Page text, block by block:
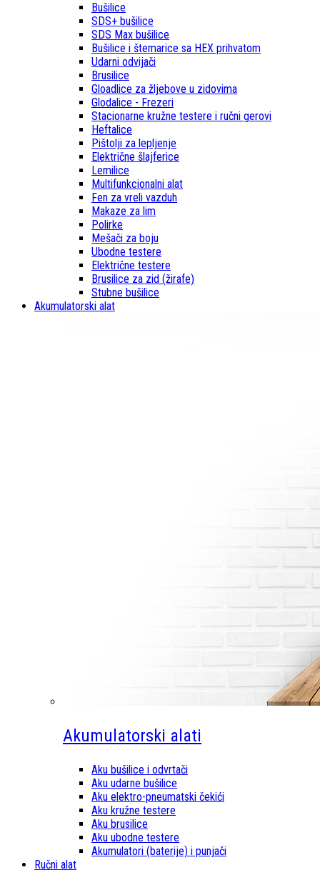
Bušilice
SDS+ bušilice
SDS Max bušilice
Bušilice i štemarice sa HEX prihvatom
Udarni odvijači
Brusilice
Gloadlice za žljebove u zidovima
Glodalice - Frezeri
Stacionarne kružne testere i ručni gerovi
Heftalice
Pištolji za lepljenje
Električne šlajferice
Lemilice
Multifunkcionalni alat
Fen za vreli vazduh
Makaze za lim
Polirke
Mešači za boju
Ubodne testere
Električne testere
Brusilice za zid (žirafe)
Stubne bušilice
Akumulatorski alat
Akumulatorski alati
Aku bušilice i odvrtači
Aku udarne bušilice
Aku elektro-pneumatski čekići
Aku kružne testere
Aku brusilice
Aku ubodne testere
Akumulatori (baterije) i punjači
Ručni alat